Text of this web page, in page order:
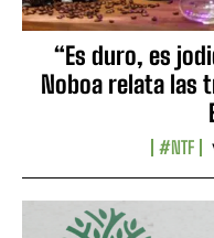
“Es duro, es
Noboa relata las
#NTF